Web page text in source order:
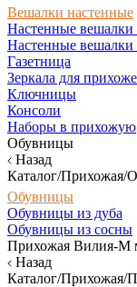
Вешалки настенные
Настенные вешалки
Настенные вешалки
Газетница
Зеркала для
Ключницы
Консоли
Наборы в прихожую
Обувницы
Назад
Каталог/Прихожая/
Обувницы
Обувницы из дуба
Обувницы из сосны
Прихожая Вилия-М
Назад
Каталог/Прихожая/